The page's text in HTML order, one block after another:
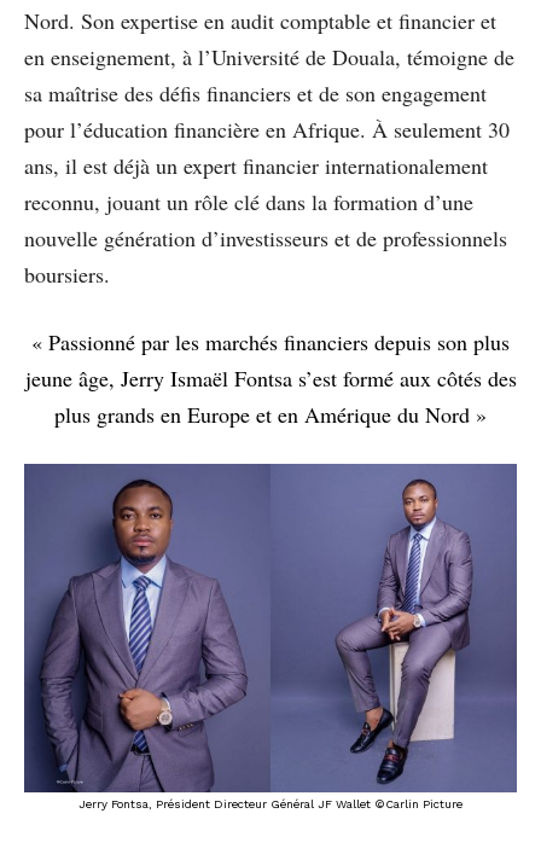
Nord. Son expertise en audit comptable et financier et
en enseignement, à l’Université de Douala, témoigne de
sa maîtrise des défis financiers et de son engagement
pour l’éducation financière en Afrique. À seulement 30
ans, il est déjà un expert financier internationalement
reconnu, jouant un rôle clé dans la formation d’une
nouvelle génération d’investisseurs et de professionnels
boursiers.
« Passionné par les marchés financiers depuis son plus
jeune âge, Jerry Ismaël Fontsa s’est formé aux côtés des
plus grands en Europe et en Amérique du Nord »
Jerry Fontsa, Président Directeur Général JF Wallet ©Carlin Picture